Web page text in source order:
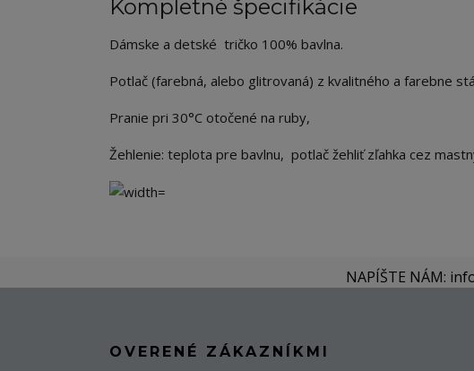
Kompletné špecifikácie
Dámske a detské tričko 100% bavlna.
Potlač (farebná, alebo glitrovaná) z kvalitného a farebne
Pranie pri 30°C otočené na ruby,
Žehlenie: teplota pre bavlnu, potlač žehliť zľahka cez
NAPÍŠTE NÁM:
OVERENÉ ZÁKAZNÍKMI